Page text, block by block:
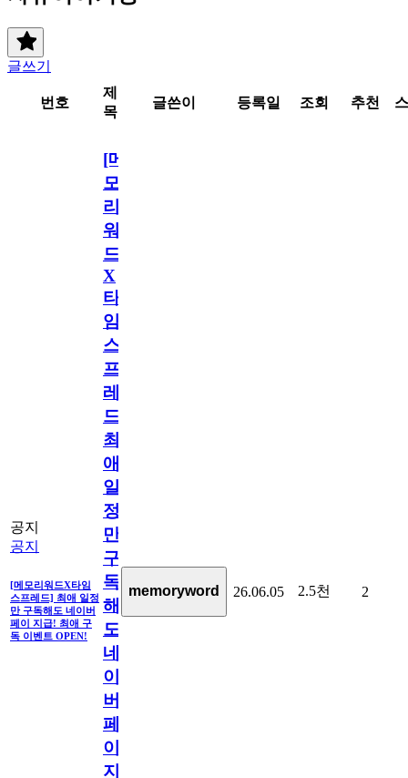
글쓰기
번호
제
목
글쓴이 등록일 조회 추천
공지
공지
[메모리워드X타임
스프레드] 최애 일정
만 구독해도 네이버
페이 지급! 최애 구
독 이벤트 OPEN!
[메
모
리
워
드
X
타
임
스
프
레
드]
최
애
일
정
만
구
독
해
도
네
이
버
페
이
지
memoryword 26.06.05 2.5천 2